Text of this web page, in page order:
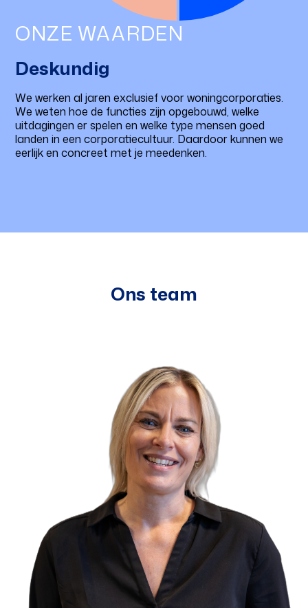
ONZE WAARDEN
Deskundig
We werken al jaren exclusief voor woningcorporaties.
We weten hoe de functies zijn opgebouwd, welke
uitdagingen er spelen en welke type mensen goed
landen in een corporatiecultuur. Daardoor kunnen we
eerlijk en concreet met je meedenken.
Ons team